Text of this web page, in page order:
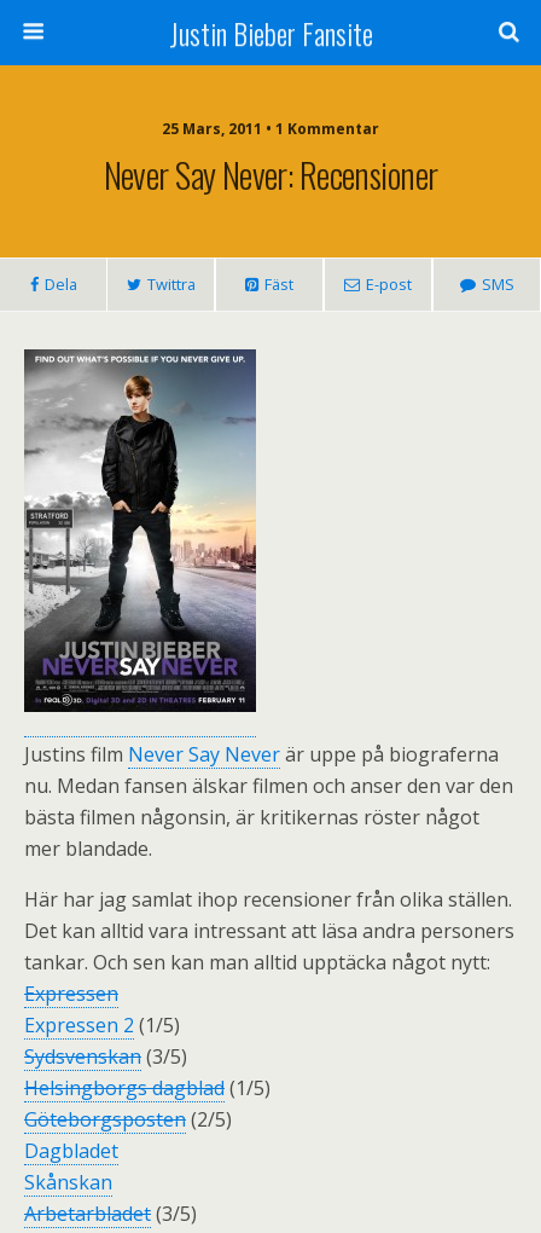
Justin Bieber Fansite
25 Mars, 2011 • 1 Kommentar
Never Say Never: Recensioner
Dela Twittra Fäst E-post SMS
Justins film Never Say Neverär uppe på biograferna
nu. Medan fansen älskar filmen och anser den var den
bästa filmen någonsin, är kritikernas röster något
mer blandade.
Här har jag samlat ihop recensioner från olika ställen.
Det kan alltid vara intressant att läsa andra personers
tankar. Och sen kan man alltid upptäcka något nytt:
Expressen
Expressen 2 (1/5)
Sydsvenskan(3/5)
Helsingborgs dagblad(1/5)
Göteborgsposten(2/5)
Dagbladet
Skånskan
Arbetarbladet(3/5)